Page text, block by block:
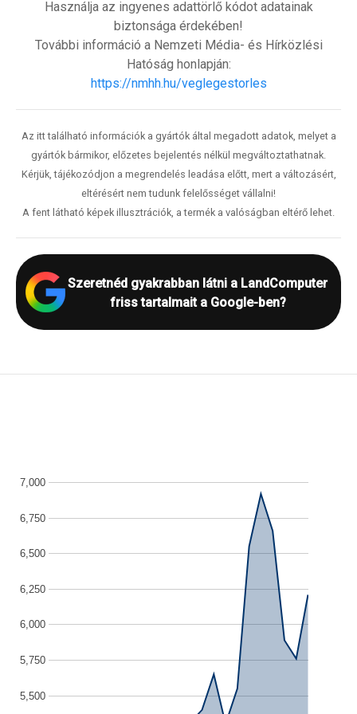
Használja az ingyenes adattörlő kódot adatainak
biztonsága érdekében!
További információ a Nemzeti Média- és Hírközlési
Hatóság honlapján:
https://nmhh.hu/veglegestorles
Az itt található információk a gyártók által megadott adatok, melyet a
gyártók bármikor, előzetes bejelentés nélkül megváltoztathatnak.
Kérjük, tájékozódjon a megrendelés leadása előtt, mert a változásért,
eltérésért nem tudunk felelősséget vállalni!
A fent látható képek illusztrációk, a termék a valóságban eltérő lehet.
Szeretnéd gyakrabban látni a LandComputer
friss tartalmait a Google-ben?
5,500
5,750
6,000
6,250
6,500
6,750
7,000